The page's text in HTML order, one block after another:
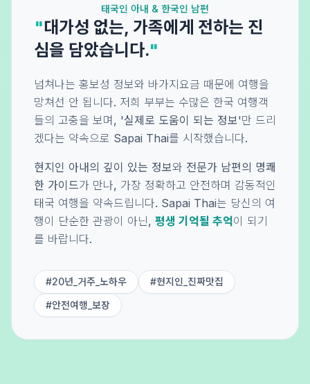
태국인 아내 & 한국인 남편
"대가성 없는, 가족에게 전하는 진
심을 담았습니다."
넘쳐나는 홍보성 정보와 바가지요금 때문에 여행을
망쳐선 안 됩니다. 저희 부부는 수많은 한국 여행객
들의 고충을 보며, '실제로 도움이 되는 정보'만 드리
겠다는 약속으로 Sapai Thai를 시작했습니다.
현지인 아내의 깊이 있는 정보와 전문가 남편의 명쾌
한 가이드가 만나, 가장 정확하고 안전하며 감동적인
태국 여행을 약속드립니다. Sapai Thai는 당신의 여
행이 단순한 관광이 아닌, 평생 기억될 추억이 되기
를 바랍니다.
#20년_거주_노하우
#현지인_진짜맛집
#안전여행_보장